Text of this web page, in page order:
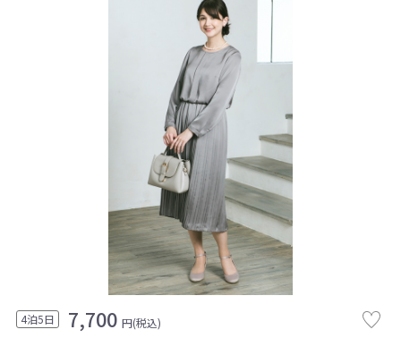
4泊5日 7,700 円(税込)